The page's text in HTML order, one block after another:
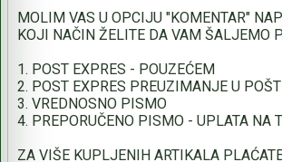
MOLIM VAS U OPCIJU "KOMENTAR"
KOJI NAČIN ŽELITE DA VAM ŠALJEMO
1. POST EXPRES - POUZEĆEM
2. POST EXPRES PREUZIMANJE U
3. VREDNOSNO PISMO
4. PREPORUČENO PISMO - UPLATA NA
ZA VIŠE KUPLJENIH ARTIKALA